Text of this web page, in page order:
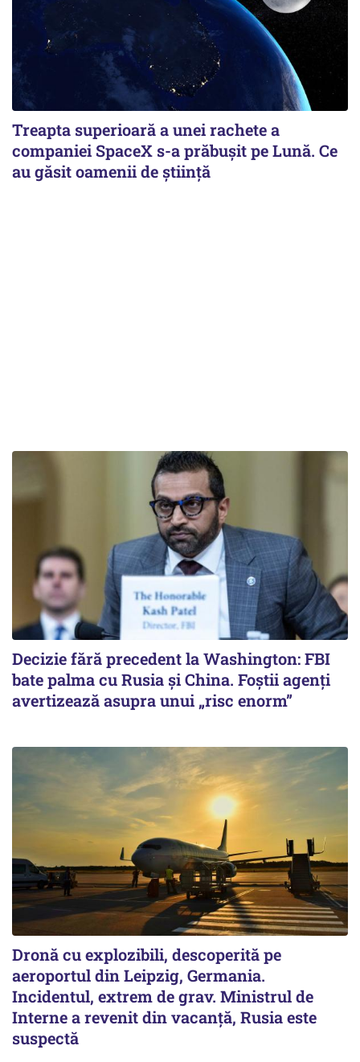
Treapta superioară a unei rachete a
companiei SpaceX s-a prăbușit pe Lună. Ce
au găsit oamenii de știință
Decizie fără precedent la Washington: FBI
bate palma cu Rusia și China. Foștii agenți
avertizează asupra unui „risc enorm”
Dronă cu explozibili, descoperită pe
aeroportul din Leipzig, Germania.
Incidentul, extrem de grav. Ministrul de
Interne a revenit din vacanță, Rusia este
suspectă